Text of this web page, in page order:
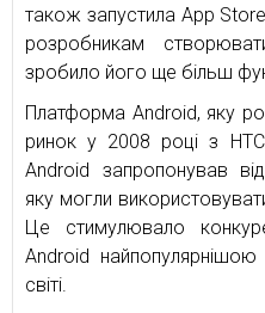
також запустила App
розробникам
зробило його ще більш
Платформа Android, яку
ринок у 2008 році з
Android запропонував
яку могли
Це стимулювало
Android
світі.